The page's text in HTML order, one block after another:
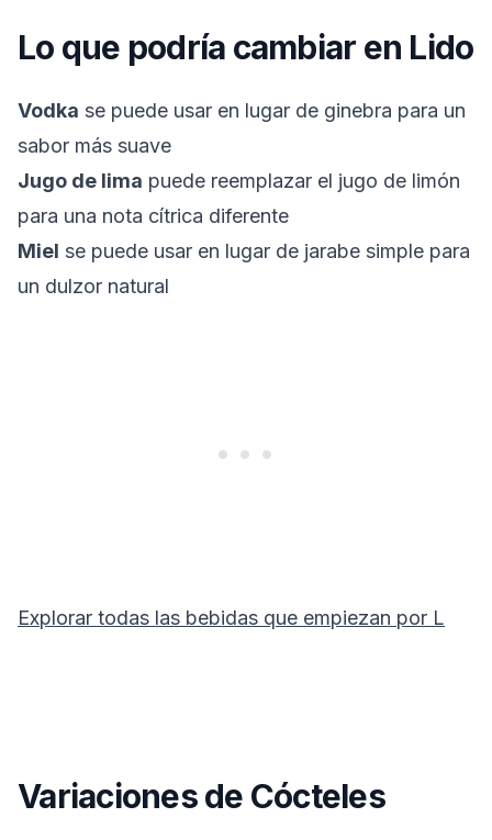
Lo que podría cambiar en Lido
Vodka se puede usar en lugar de ginebra para un
sabor más suave
Jugo de lima puede reemplazar el jugo de limón
para una nota cítrica diferente
Miel se puede usar en lugar de jarabe simple para
un dulzor natural
Explorar todas las bebidas que empiezan por L
Variaciones de Cócteles